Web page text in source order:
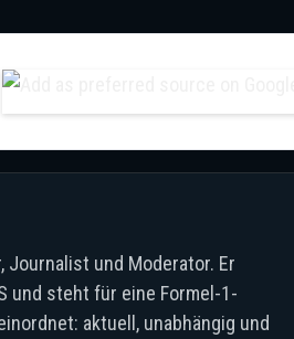
Journalist und Moderator. Er
und steht für eine Formel-1-
aktuell, unabhängig und